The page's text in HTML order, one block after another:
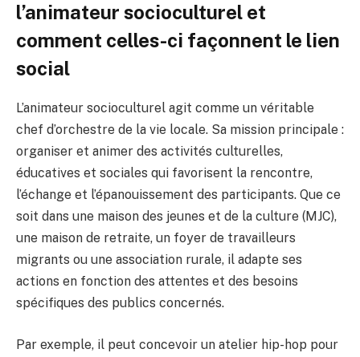
l’animateur socioculturel et
comment celles-ci façonnent le lien
social
L’animateur socioculturel agit comme un véritable
chef d’orchestre de la vie locale. Sa mission principale :
organiser et animer des activités culturelles,
éducatives et sociales qui favorisent la rencontre,
l’échange et l’épanouissement des participants. Que ce
soit dans une maison des jeunes et de la culture (MJC),
une maison de retraite, un foyer de travailleurs
migrants ou une association rurale, il adapte ses
actions en fonction des attentes et des besoins
spécifiques des publics concernés.
Par exemple, il peut concevoir un atelier hip-hop pour